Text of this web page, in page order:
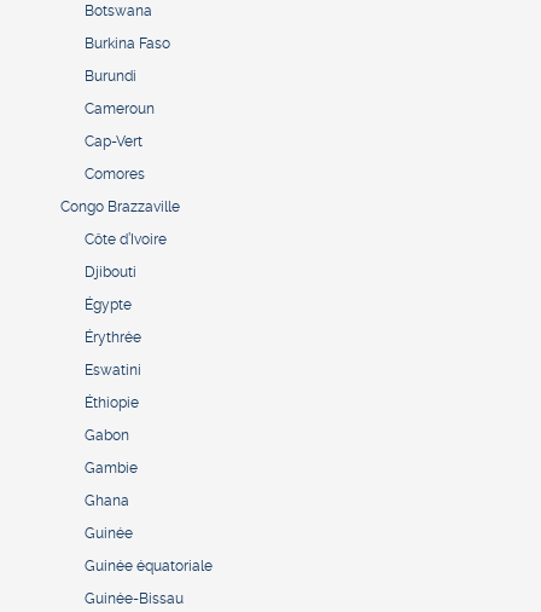
Botswana
Burkina Faso
Burundi
Cameroun
Cap-Vert
Comores
Congo Brazzaville
Côte d’Ivoire
Djibouti
Égypte
Érythrée
Eswatini
Éthiopie
Gabon
Gambie
Ghana
Guinée
Guinée équatoriale
Guinée-Bissau